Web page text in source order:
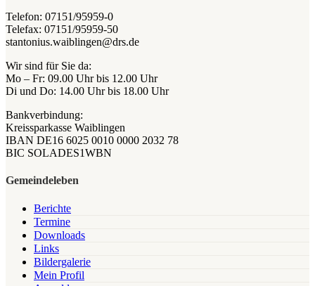
Telefon: 07151/95959-0
Telefax: 07151/95959-50
stantonius.waiblingen@drs.de
Wir sind für Sie da:
Mo – Fr: 09.00 Uhr bis 12.00 Uhr
Di und Do: 14.00 Uhr bis 18.00 Uhr
Bankverbindung:
Kreissparkasse Waiblingen
IBAN DE16 6025 0010 0000 2032 78
BIC SOLADES1WBN
Gemeindeleben
Berichte
Termine
Downloads
Links
Bildergalerie
Mein Profil